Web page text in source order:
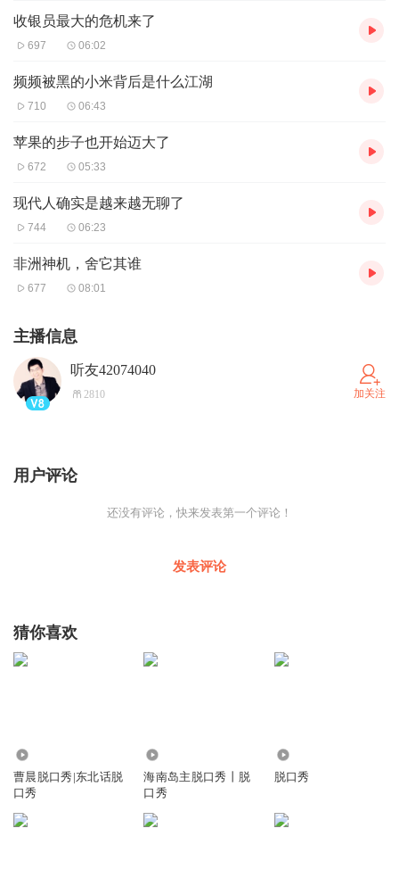
收银员最大的危机来了
697 06:02
频频被黑的小米背后是什么江湖
710 06:43
苹果的步子也开始迈大了
672 05:33
现代人确实是越来越无聊了
744 06:23
非洲神机，舍它其谁
677 08:01
主播信息
听友42074040
2810 加关注
用户评论
还没有评论，快来发表第一个评论！
发表评论
猜你喜欢
曹晨脱口秀|东北话脱
口秀
海南岛主脱口秀丨脱
口秀
脱口秀